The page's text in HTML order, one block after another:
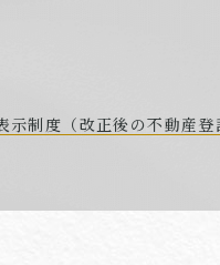
制度（改正後の不動産